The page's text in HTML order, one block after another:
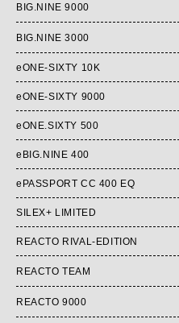
BIG.NINE 9000
BIG.NINE 3000
eONE-SIXTY 10K
eONE-SIXTY 9000
eONE.SIXTY 500
eBIG.NINE 400
ePASSPORT CC 400 EQ
SILEX+ LIMITED
REACTO RIVAL-EDITION
REACTO TEAM
REACTO 9000